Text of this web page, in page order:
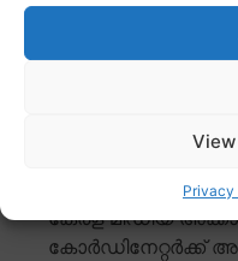
Privacy
സ്റ്റഡീസിൽ (കിറ്റ്സ്)
കേരള മീഡിയ
കോർഡിനേറ്റർക്ക്